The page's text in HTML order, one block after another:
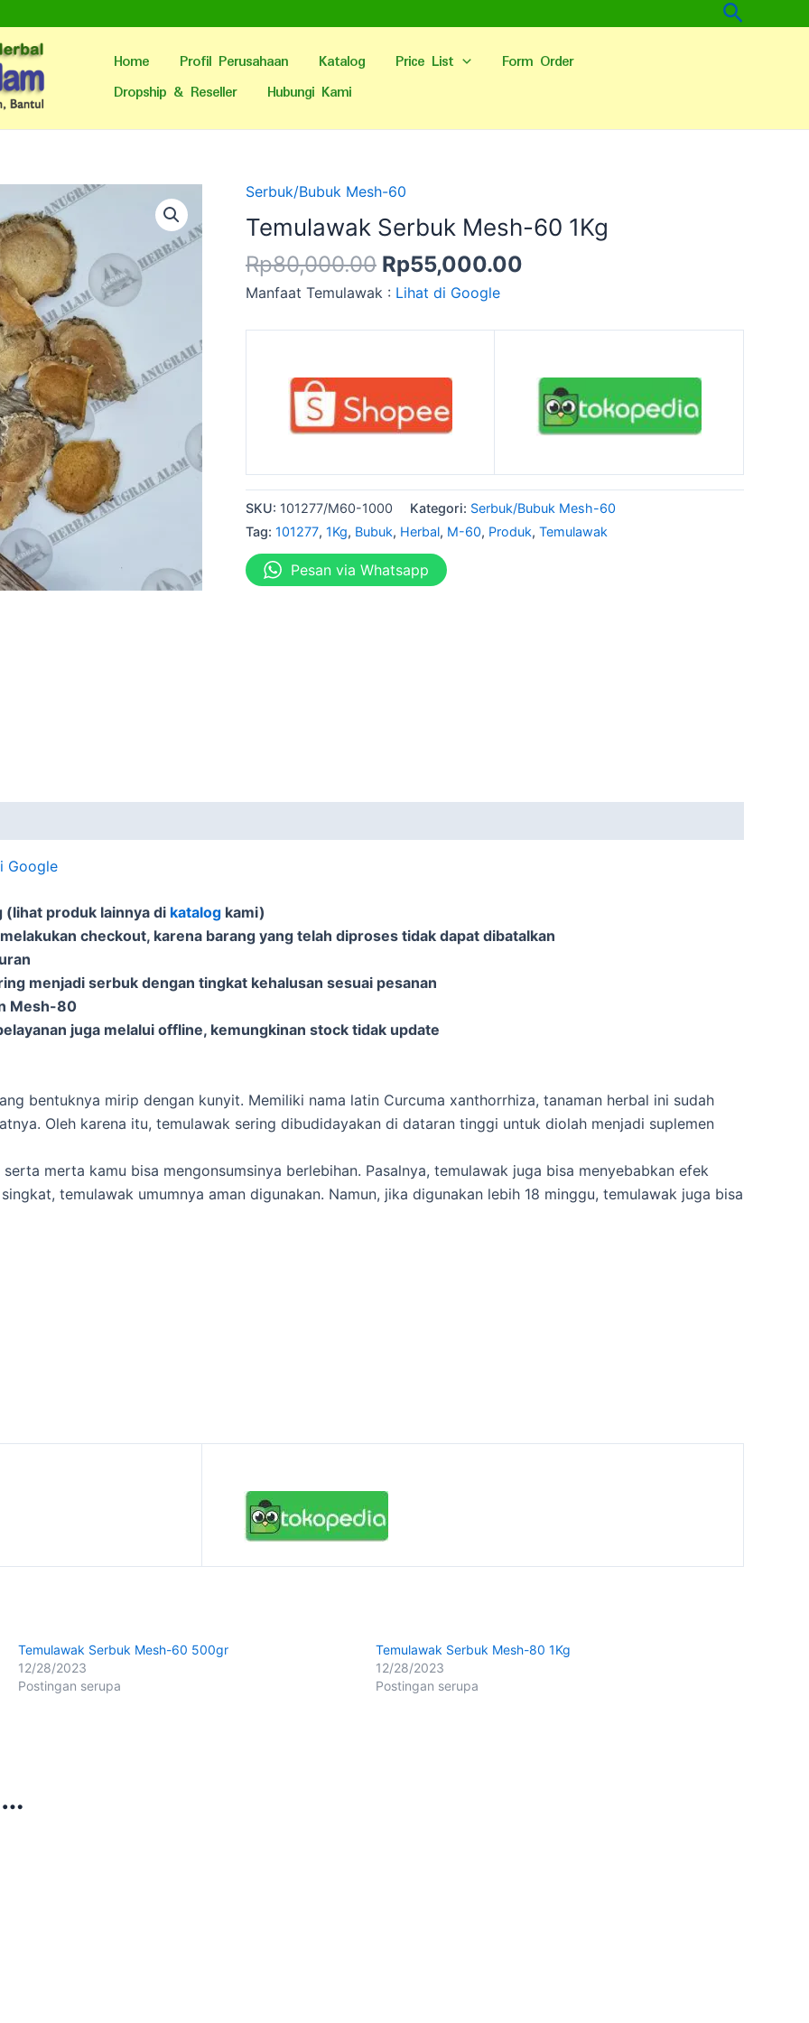
Cari
Home Profil Perusahaan Katalog Price List
Form Order
Dropship & Reseller
Hubungi Kami
Serbuk/Bubuk Mesh-60
Temulawak Serbuk Mesh-60 1Kg
Rp80,000.00
Harga
aslinya
adalah:
Rp80,000.00.
Rp55,000.00
saat
ini
Manfaat Temulawak : Lihat di Google
SKU: 101277/M60-1000 Kategori: Serbuk/Bubuk Mesh-60
Tag: 101277, 1Kg, Bubuk, Herbal, M-60, Produk, Temulawak
Pesan via Whatsapp
Google
(lihat produk lainnya di katalog kami)
checkout, karena barang yang telah diproses tidak dapat dibatalkan
menjadi serbuk dengan tingkat kehalusan sesuai pesanan
Mesh-80
juga melalui offline, kemungkinan stock tidak update
bentuknya mirip dengan kunyit. Memiliki nama latin Curcuma xanthorrhiza, tanaman herbal ini sudah
Oleh karena itu, temulawak sering dibudidayakan di dataran tinggi untuk diolah menjadi suplemen
merta kamu bisa mengonsumsinya berlebihan. Pasalnya, temulawak juga bisa menyebabkan efek
temulawak umumnya aman digunakan. Namun, jika digunakan lebih 18 minggu, temulawak juga bisa
Temulawak Serbuk Mesh-60 500gr
12/28/2023
Postingan serupa
Temulawak Serbuk Mesh-80 1Kg
12/28/2023
Postingan serupa